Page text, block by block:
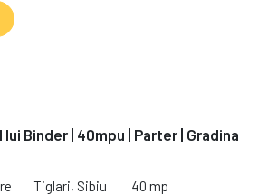
Binder | 40mpu | Parter | Gradina
Tiglari, Sibiu 40 mp